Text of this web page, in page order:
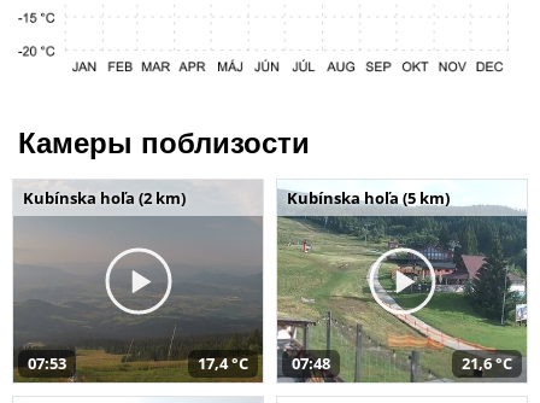
Камеры поблизости
Kubínska hoľa (2 km)
07:53 17,4 °C
Kubínska hoľa (5 km)
07:48 21,6 °C